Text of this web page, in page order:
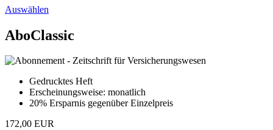
Auswählen
AboClassic
Gedrucktes Heft
Erscheinungsweise: monatlich
20% Ersparnis gegenüber Einzelpreis
172,00 EUR